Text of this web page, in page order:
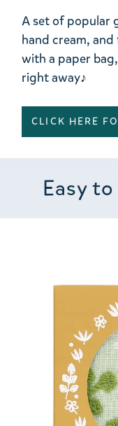
A set of popular
hand cream,
with a paper
right away♪
CLICK HERE
Easy